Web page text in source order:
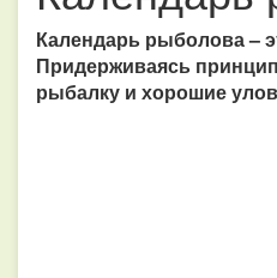
Календарь рыболова –
Придерживаясь
рыбалку и хорошие